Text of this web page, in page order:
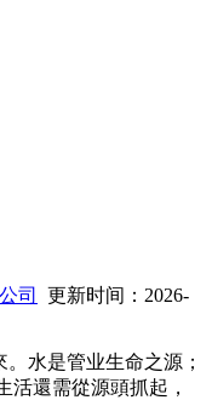
司
更新时间：2026-
。水是管业生命之源；
需從源頭抓起，